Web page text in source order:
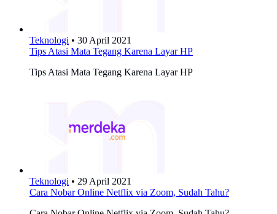
Teknologi • 30 April 2021
Tips Atasi Mata Tegang Karena Layar HP
Tips Atasi Mata Tegang Karena Layar HP
Teknologi • 29 April 2021
Cara Nobar Online Netflix via Zoom, Sudah Tahu?